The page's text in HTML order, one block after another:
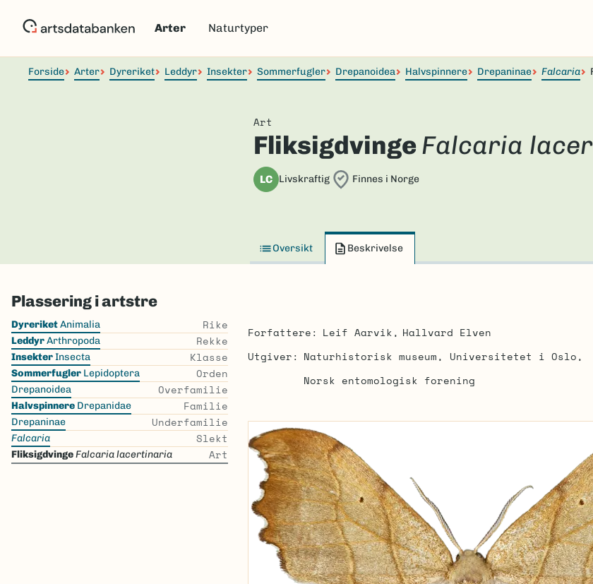
Arter Naturtyper
Forside Arter Dyreriket Leddyr Insekter Sommerfugler Drepanoidea Halvspinnere Drepaninae Falcaria
Art
FliksigdvingeFalcaria
LC Livskraftig Finnes i Norge
Oversikt Beskrivelse
Plassering i artstre
Skip
the
list
DyreriketAnimalia Rike
LeddyrArthropoda Rekke
InsekterInsecta Klasse
Sommerfugler Lepidoptera Orden
Drepanoidea Overfamilie
Halvspinnere Drepanidae Familie
Drepaninae Underfamilie
Falcaria Slekt
FliksigdvingeFalcaria lacertinaria Art
Forfattere Leif Aarvik
Hallvard Elven
Utgiver
Naturhistorisk museum, Universitetet i Oslo
Norsk entomologisk forening